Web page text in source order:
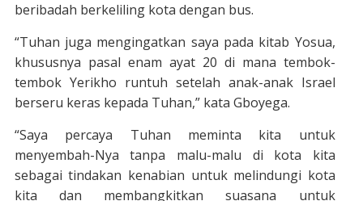
beribadah berkeliling kota dengan bus.
“Tuhan juga mengingatkan saya pada kitab Yosua,
khususnya pasal enam ayat 20 di mana tembok-
tembok Yerikho runtuh setelah anak-anak Israel
berseru keras kepada Tuhan,” kata Gboyega.
“Saya percaya Tuhan meminta kita untuk
menyembah-Nya tanpa malu-malu di kota kita
sebagai tindakan kenabian untuk melindungi kota
kita dan membangkitkan suasana untuk